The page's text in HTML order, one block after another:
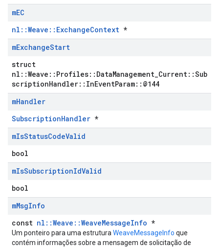
mEC
nl::Weave::ExchangeContext *
mExchangeStart
struct
nl::Weave::Profiles::DataManagement_Current::Sub
scriptionHandler::InEventParam::@144
mHandler
SubscriptionHandler *
mIsStatusCodeValid
bool
mIsSubscriptionIdValid
bool
mMsgInfo
const nl::Weave::WeaveMessageInfo *
Um ponteiro para uma estrutura WeaveMessageInfo que
contém informações sobre a mensagem de solicitação de